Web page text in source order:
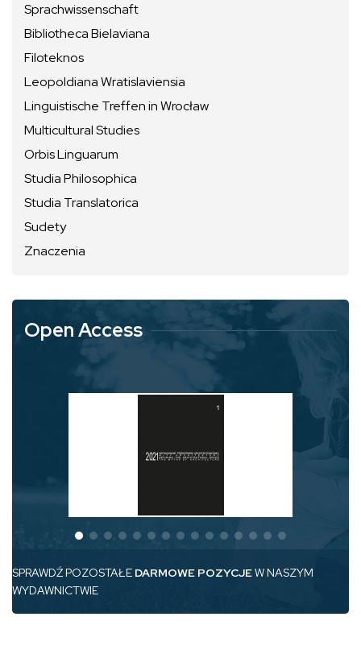
Sprachwissenschaft
Bibliotheca Bielaviana
Filoteknos
Leopoldiana Wratislaviensia
Linguistische Treffen in Wrocław
Multicultural Studies
Orbis Linguarum
Studia Philosophica
Studia Translatorica
Sudety
Znaczenia
Open Access
SPRAWDŹ POZOSTAŁE DARMOWE POZYCJEW NASZYM
WYDAWNICTWIE